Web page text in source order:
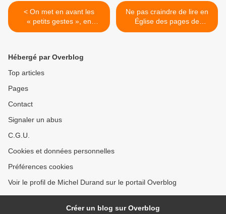
< On met en avant les
« petits gestes », en
laissant croire que la
autres habitudes
Ne pas craindre de lire en
Église des pages de
théologie afin de mieux
Hébergé par Overblog
Top articles
Pages
Contact
Signaler un abus
C.G.U.
Cookies et données personnelles
Préférences cookies
Voir le profil de Michel Durand sur le portail Overblog
Créer un blog sur Overblog